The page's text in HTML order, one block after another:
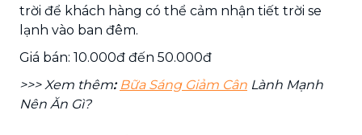
trời để khách hàng có thể cảm nhận tiết trời se
lạnh vào ban đêm.
Giá bán: 10.000đ đến 50.000đ
>>> Xem thêm: Bữa Sáng Giảm Cân Lành Mạnh
Nên Ăn Gì?